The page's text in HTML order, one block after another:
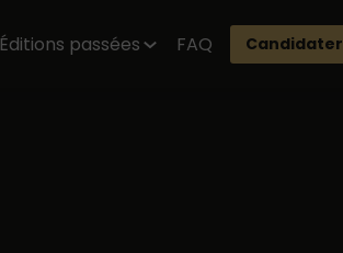
Éditions passées FAQ Candidater